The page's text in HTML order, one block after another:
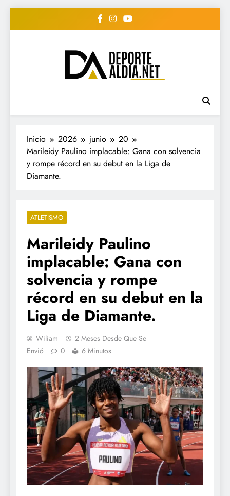
• DEPORTE AL DIA •
"Periodico Deportivo
Digital"
#deportealdiard #deportealdiaperiodico
Inicio 2026 junio
20
Marileidy Paulino implacable: Gana con solvencia
y rompe récord en su debut en la Liga de
Diamante.
ATLETISMO
Marileidy Paulino
implacable: Gana con
solvencia y rompe
récord en su debut en la
Liga de Diamante.
Wiliam
2 Meses Desde Que Se
Envió
0 6 Minutos